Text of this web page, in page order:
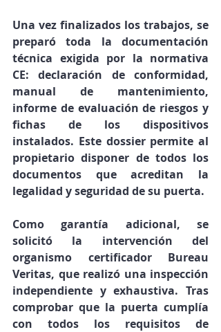
Una vez finalizados los trabajos, se
preparó toda la documentación
técnica exigida por la normativa
CE: declaración de conformidad,
manual de mantenimiento,
informe de evaluación de riesgos y
fichas de los dispositivos
instalados. Este dossier permite al
propietario disponer de todos los
documentos que acreditan la
legalidad y seguridad de su puerta.
Como garantía adicional, se
organismo certificador Bureau
Veritas, que realizó una inspección
independiente y exhaustiva. Tras
comprobar que la puerta cumplía
con todos los requisitos de